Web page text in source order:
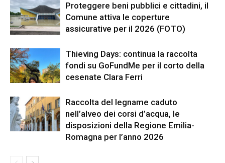
Proteggere beni pubblici e cittadini, il
Comune attiva le coperture
assicurative per il 2026 (FOTO)
Thieving Days: continua la raccolta
fondi su GoFundMe per il corto della
cesenate Clara Ferri
Raccolta del legname caduto
nell’alveo dei corsi d’acqua, le
disposizioni della Regione Emilia-
Romagna per l’anno 2026